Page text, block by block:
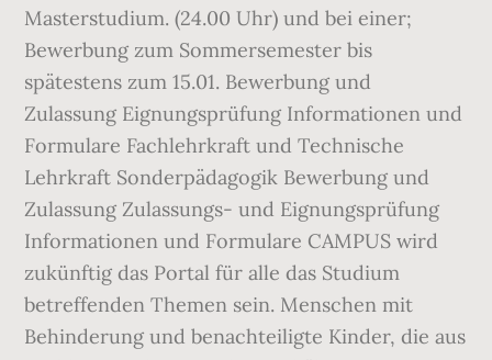
Masterstudium. (24.00 Uhr) und bei einer;
Bewerbung zum Sommersemester bis
spätestens zum 15.01. Bewerbung und
Zulassung Eignungsprüfung Informationen und
Formulare Fachlehrkraft und Technische
Lehrkraft Sonderpädagogik Bewerbung und
Zulassung Zulassungs- und Eignungsprüfung
Informationen und Formulare CAMPUS wird
zukünftig das Portal für alle das Studium
betreffenden Themen sein. Menschen mit
Behinderung und benachteiligte Kinder, die aus